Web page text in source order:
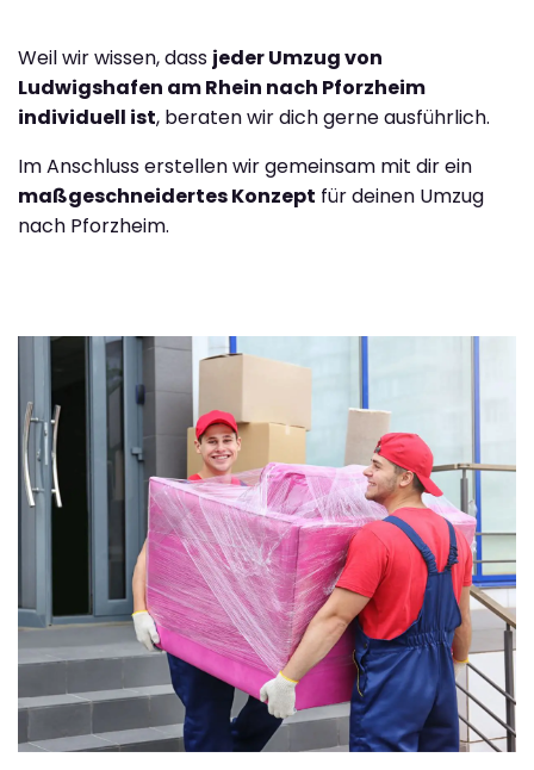
Weil wir wissen, dass jeder Umzug von
Ludwigshafen am Rhein nach Pforzheim
individuell ist, beraten wir dich gerne ausführlich.
Im Anschluss erstellen wir gemeinsam mit dir ein
maßgeschneidertes Konzept für deinen Umzug
nach Pforzheim.